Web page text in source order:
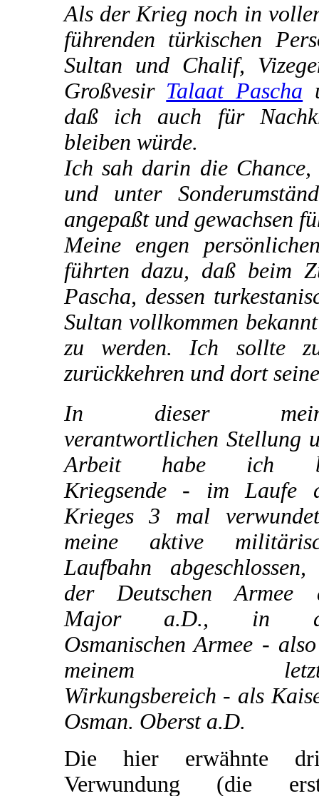
Als der Krieg noch in
führenden türkischen
Sultan und Chalif,
Großvesir Talaat Pascha
daß ich auch für
bleiben würde.
Ich sah darin die
und unter
angepaßt und gewachsen
Meine engen
führten dazu, daß beim
Pascha, dessen
Sultan vollkommen
zu werden. Ich sollte
zurückkehren und dort
In dieser
verantwortlichen Stellung
Arbeit habe ich
Kriegsende - im Laufe
Krieges 3 mal
meine aktive
Laufbahn
der Deutschen Armee
Major a.D., in
Osmanischen Armee -
meinem
Wirkungsbereich - als
Osman. Oberst a.D.
Die hier erwähnte
Verwundung (die